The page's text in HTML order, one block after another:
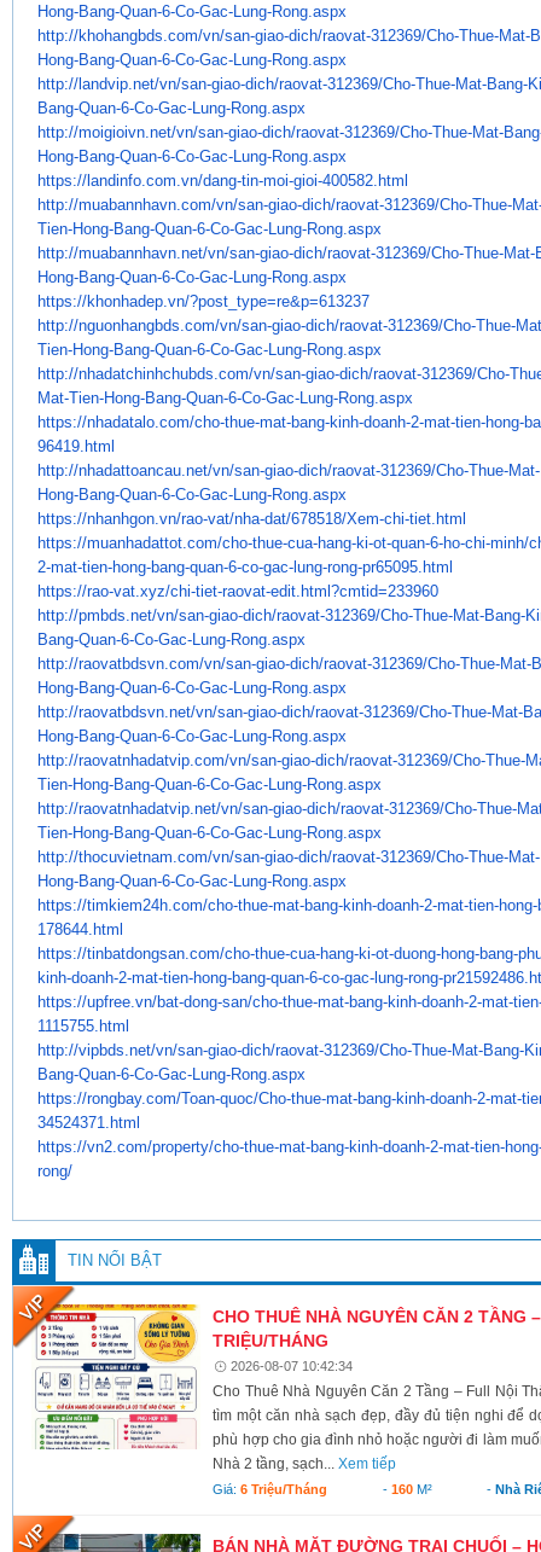
Hong-Bang-Quan-6-Co-Gac-Lung-Rong.aspx
http://khohangbds.com/vn/san-giao-dich/raovat-312369/Cho-Thue-Mat-
Hong-Bang-Quan-6-Co-Gac-Lung-Rong.aspx
http://landvip.net/vn/san-giao-dich/raovat-312369/Cho-Thue-Mat-Bang-
Bang-Quan-6-Co-Gac-Lung-Rong.aspx
http://moigioivn.net/vn/san-giao-dich/raovat-312369/Cho-Thue-Mat-
Hong-Bang-Quan-6-Co-Gac-Lung-Rong.aspx
https://landinfo.com.vn/dang-tin-moi-gioi-400582.html
http://muabannhavn.com/vn/san-giao-dich/raovat-312369/Cho-Thue-
Tien-Hong-Bang-Quan-6-Co-Gac-Lung-Rong.aspx
http://muabannhavn.net/vn/san-giao-dich/raovat-312369/Cho-Thue-Mat-
Hong-Bang-Quan-6-Co-Gac-Lung-Rong.aspx
https://khonhadep.vn/?post_ type=re&p=613237
http://nguonhangbds.com/vn/san-giao-dich/raovat-312369/Cho-Thue-
Tien-Hong-Bang-Quan-6-Co-Gac-Lung-Rong.aspx
http://nhadatchinhchubds.com/vn/san-giao-dich/raovat-312369/Cho-
Mat-Tien-Hong-Bang-Quan-6-Co-Gac-Lung-Rong.aspx
https://nhadatalo.com/cho-thue-mat-bang-kinh-doanh-2-mat-tien-hong-
96419.html
http://nhadattoancau.net/vn/san-giao-dich/raovat-312369/Cho-Thue-
Hong-Bang-Quan-6-Co-Gac-Lung-Rong.aspx
https://nhanhgon.vn/rao-vat/nha-dat/678518/Xem-chi-tiet. html
https://muanhadattot.com/cho-thue-cua-hang-ki-ot-quan-6-ho-chi-minh/
2-mat-tien-hong-bang-quan-6-co-gac-lung-rong-pr65095.html
https://rao-vat.xyz/chi-tiet-raovat-edit.html?cmtid=233960
http://pmbds.net/vn/san-giao-dich/raovat-312369/Cho-Thue-Mat-Bang-
Bang-Quan-6-Co-Gac-Lung-Rong.aspx
http://raovatbdsvn.com/vn/san-giao-dich/raovat-312369/Cho-Thue-Mat-
Hong-Bang-Quan-6-Co-Gac-Lung-Rong.aspx
http://raovatbdsvn.net/vn/san-giao-dich/raovat-312369/Cho-Thue-Mat-
Hong-Bang-Quan-6-Co-Gac-Lung-Rong.aspx
http://raovatnhadatvip.com/vn/san-giao-dich/raovat-312369/Cho-Thue-
Tien-Hong-Bang-Quan-6-Co-Gac-Lung-Rong.aspx
http://raovatnhadatvip.net/vn/san-giao-dich/raovat-312369/Cho-Thue-
Tien-Hong-Bang-Quan-6-Co-Gac-Lung-Rong.aspx
http://thocuvietnam.com/vn/san-giao-dich/raovat-312369/Cho-Thue-
Hong-Bang-Quan-6-Co-Gac-Lung-Rong.aspx
https://timkiem24h.com/cho-thue-mat-bang-kinh-doanh-2-mat-tien-
178644.html
https://tinbatdongsan.com/cho-thue-cua-hang-ki-ot-duong-hong-bang-
kinh-doanh-2-mat-tien-hong-bang-quan-6-co-gac-lung-rong-
https://upfree.vn/bat-dong-san/cho-thue-mat-bang-kinh-doanh-2-mat-
1115755.html
http://vipbds.net/vn/san-giao-dich/raovat-312369/Cho-Thue-Mat-Bang-
Bang-Quan-6-Co-Gac-Lung-Rong.aspx
https://rongbay.com/Toan-quoc/Cho-thue-mat-bang-kinh-doanh-2-mat-
34524371.html
https://vn2.com/property/cho-thue-mat-bang-kinh-doanh-2-mat-tien-
rong/
TIN NỔI BẬT
CHO THUÊ NHÀ NGUYÊN CĂN 2 TẦNG
TRIỆU/THÁNG
2026-08-07 10:42:34
Cho Thuê Nhà Nguyên Căn 2 Tầng – Full Nội
tìm một căn nhà sạch đẹp, đầy đủ tiện nghi để
phù hợp cho gia đình nhỏ hoặc người đi làm
Nhà 2 tầng, sạch...Xem tiếp
Giá:6 Triệu/tháng - 160M² -Nhà
BÁN NHÀ MẶT ĐƯỜNG TRẠI CHUỐI –